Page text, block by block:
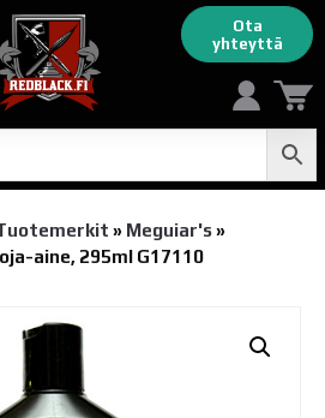
Ota
yhteyttä
» Meguiar's»
aine, 295ml G17110